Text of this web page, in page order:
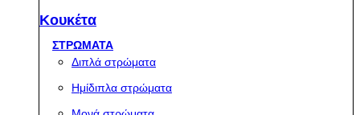
Κουκέτα
ΣΤΡΩΜΑΤΑ
Διπλά στρώματα
Ημίδιπλα στρώματα